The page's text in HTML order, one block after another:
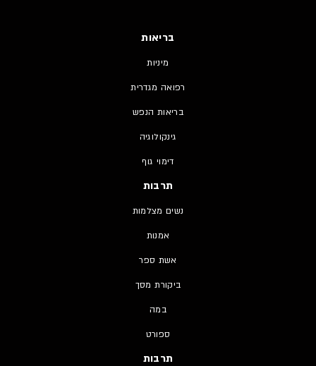
בריאות
מיניות
רפואה מגדרית
בריאות הנפש
גינקולוגיה
דימוי גוף
תרבות
נשים מצלמות
אמנות
אשת ספר
ביקורת מסך
במה
ספורט
תרבות